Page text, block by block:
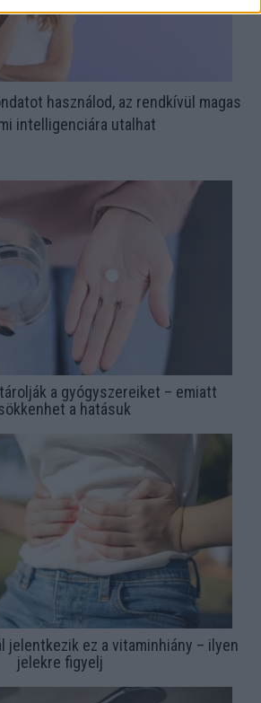
használod, az rendkívül magas
intelligenciára utalhat
a gyógyszereiket – emiatt
a hatásuk
jelentkezik ez a vitaminhiány – ilyen
jelekre figyelj